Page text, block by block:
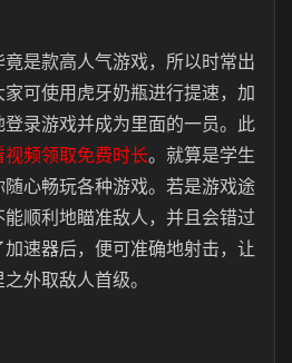
是款高人气游戏，所以时常出
可使用虎牙奶瓶进行提速，加
录游戏并成为里面的一员。此
视频领取免费时长。就算是学生
心畅玩各种游戏。若是游戏途
顺利地瞄准敌人，并且会错过
速器后，便可准确地射击，让
外取敌人首级。